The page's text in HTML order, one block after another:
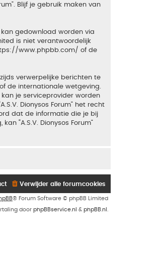
Blijf je gebruik maken van
kan gedownload worden via
is niet verantwoordelijk
www.phpbb.com/ of de
verwerpelijke berichten te
de internationale wetgeving.
je serviceprovider worden
Dionysos Forum” het recht
dat de informatie die je bij
“A.S.V. Dionysos Forum”
Verwijder alle forumcookies
® Forum Software © phpBB Limited
door phpBBservice.nl & phpBB.nl